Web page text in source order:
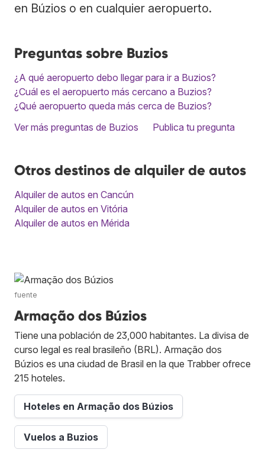
en Búzios o en cualquier aeropuerto.
Preguntas sobre Buzios
¿A qué aeropuerto debo llegar para ir a Buzios?
¿Cuál es el aeropuerto más cercano a Buzios?
¿Qué aeropuerto queda más cerca de Buzios?
Ver más preguntas de Buzios
Publica tu pregunta
Otros destinos de alquiler de autos
Alquiler de autos en Cancún
Alquiler de autos en Vitória
Alquiler de autos en Mérida
fuente
Armação dos Búzios
Tiene una población de 23,000 habitantes. La divisa de
curso legal es real brasileño (BRL). Armação dos
Búzios es una ciudad de Brasil en la que Trabber ofrece
215 hoteles.
Hoteles en Armação dos Búzios
Vuelos a Buzios